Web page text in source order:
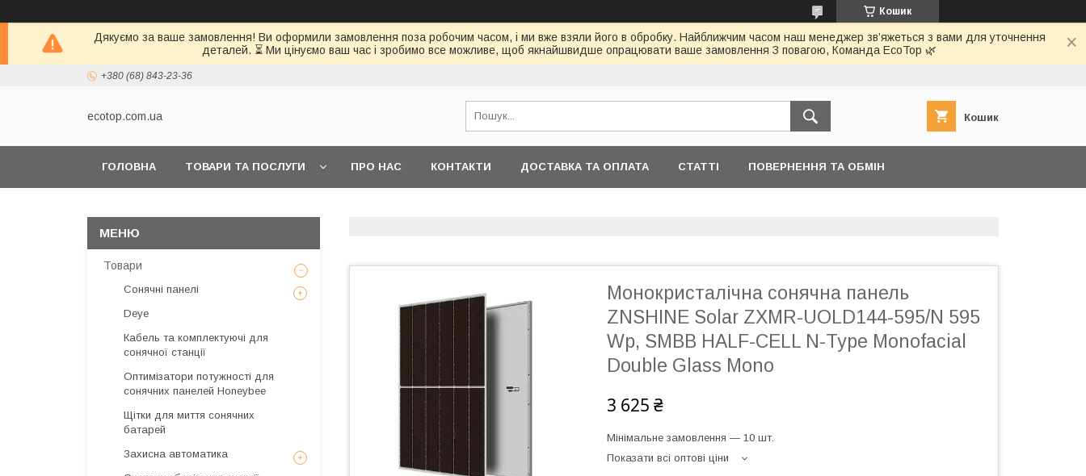
Кошик
Дякуємо за ваше замовлення! Ви оформили замовлення поза робочим часом, і ми вже взяли його в обробку. Найближчим часом наш менеджер зв’яжеться з вами для уточнення
деталей. ⏳ Ми цінуємо ваш час і зробимо все можливе, щоб якнайшвидше опрацювати ваше замовлення З повагою, Команда EcoTop 🌿
+380 (68) 843-23-36
ecotop.com.ua Кошик
ГОЛОВНА ТОВАРИ ТА ПОСЛУГИ ПРО НАС КОНТАКТИ ДОСТАВКА ТА ОПЛАТА СТАТТІ ПОВЕРНЕННЯ ТА ОБМІН
Монокристалічна сонячна панель
ZNSHINE Solar ZXMR-UOLD144-595/N 595
Wp, SMBB HALF-CELL N-Type Monofacial
Double Glass Mono
3 625 ₴
Мінімальне замовлення — 10 шт.
Показати всі оптові ціни
Товари
Сонячні панелі
Deye
Кабель та комплектуючі для
сонячної станції
Оптимізатори потужності для
сонячних панелей Honeybee
Щітки для миття сонячних
батарей
Захисна автоматика